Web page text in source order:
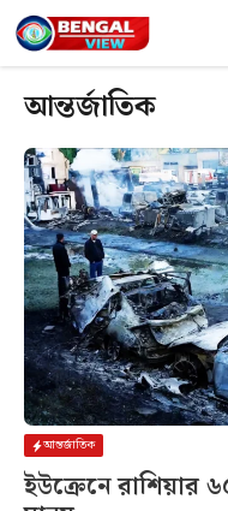
Skip
content
আন্তর্জাতিক
আন্তর্জাতিক
ইউক্রেনে রাশিয়ার